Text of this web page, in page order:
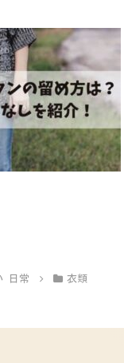
日常 衣類